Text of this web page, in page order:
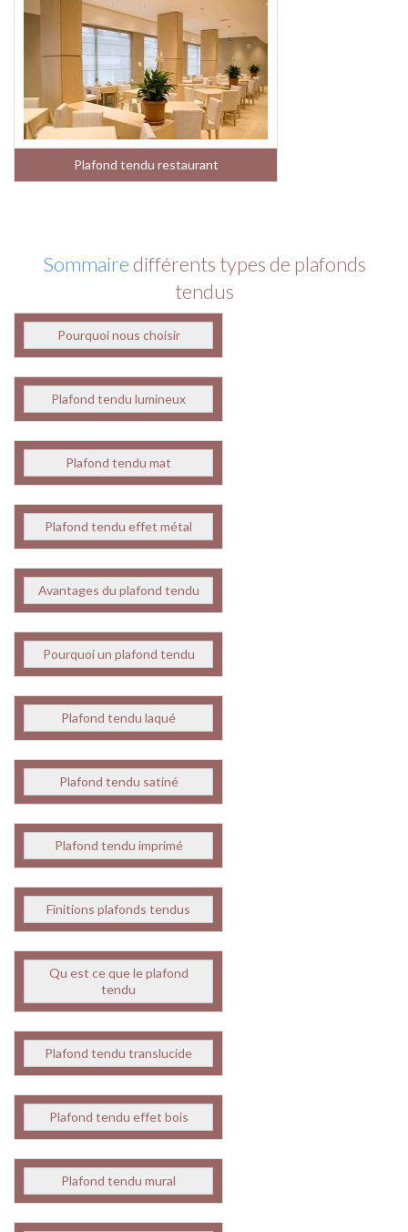
Plafond tendu restaurant
Sommaire différents types de plafonds
tendus
Pourquoi nous choisir
Plafond tendu lumineux
Plafond tendu mat
Plafond tendu effet métal
Avantages du plafond tendu
Pourquoi un plafond tendu
Plafond tendu laqué
Plafond tendu satiné
Plafond tendu imprimé
Finitions plafonds tendus
Qu est ce que le plafond
tendu
Plafond tendu translucide
Plafond tendu effet bois
Plafond tendu mural